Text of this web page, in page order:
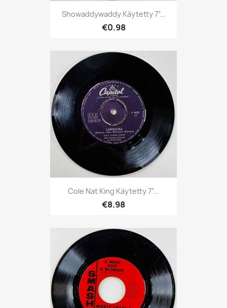
Showaddywaddy Käytetty 7”...
€0.98
Cole Nat King Käytetty 7”...
€8.98